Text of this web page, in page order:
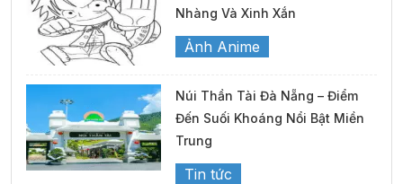
Nhàng Và Xinh Xắn
Ảnh Anime
Núi Thần Tài Đà Nẵng – Điểm
Đến Suối Khoáng Nổi Bật Miền
Trung
Tin tức